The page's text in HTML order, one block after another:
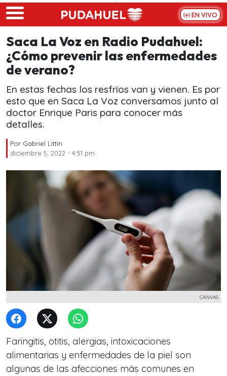
Skip to main content
EN VIVO
Saca La Voz en Radio Pudahuel:
¿Cómo prevenir las enfermedades
de verano?
En estas fechas los resfríos van y vienen. Es por
esto que en Saca La Voz conversamos junto al
doctor Enrique Paris para conocer más
detalles.
Por Gabriel Littin
diciembre 5, 2022 - 4:51 pm
CANVAS
Faringitis, otitis, alergias, intoxicaciones
alimentarias y enfermedades de la piel son
algunas de las afecciones más comunes en